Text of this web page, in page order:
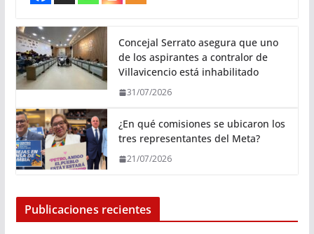
Concejal Serrato asegura que uno
de los aspirantes a contralor de
Villavicencio está inhabilitado
31/07/2026
¿En qué comisiones se ubicaron los
tres representantes del Meta?
21/07/2026
Publicaciones recientes